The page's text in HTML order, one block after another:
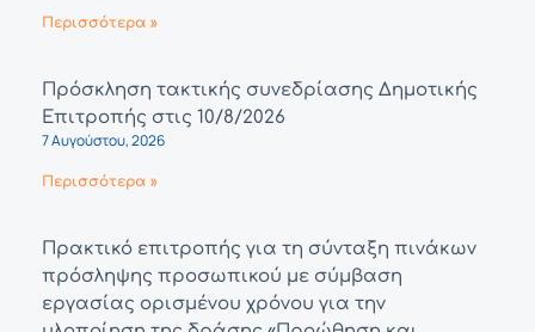
Περισσότερα »
Πρόσκληση τακτικής συνεδρίασης Δημοτικής
Επιτροπής στις 10/8/2026
7 Αυγούστου, 2026
Περισσότερα »
Πρακτικό επιτροπής για τη σύνταξη πινάκων
πρόσληψης προσωπικού με σύμβαση
εργασίας ορισμένου χρόνου για την